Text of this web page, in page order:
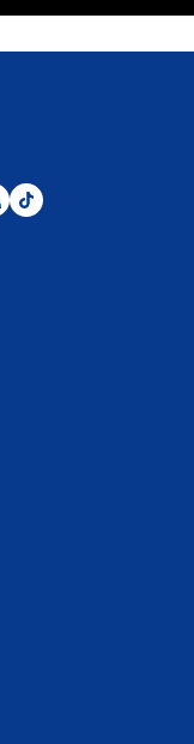
la elección del
gobernará